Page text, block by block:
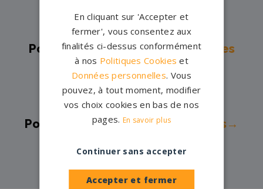
Pompes funèbres -
POITIERS→
Pompes funèbres -Romagne→
Pompes funèbres -St Georges Les
Baillargeaux→
Pompes funèbres -St Jean de
Sauves→
Pompes funèbres -Trois-Moutiers→
En cliquant sur 'Accepter et
fermer', vous consentez aux
finalités ci-dessus conformément
à nos Politiques Cookies et
Données personnelles. Vous
pouvez, à tout moment, modifier
vos choix cookies en bas de nos
pages. En savoir plus
Accepter et fermer
Continuer sans accepter